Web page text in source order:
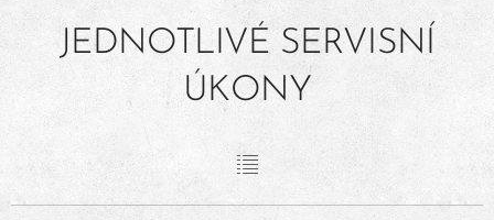
JEDNOTLIVÉ SERVISNÍ
ÚKONY